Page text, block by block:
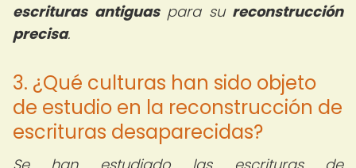
escrituras antiguaspara su reconstrucción
precisa.
3. ¿Qué culturas han sido objeto
de estudio en la reconstrucción de
escrituras desaparecidas?